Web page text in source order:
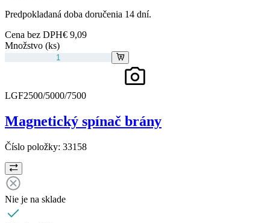
Predpokladaná doba doručenia 14 dní.
Cena bez DPH€ 9,09
Množstvo (ks)
LGF2500/5000/7500
Magnetický spínač brány
Číslo položky: 33158
Nie je na sklade